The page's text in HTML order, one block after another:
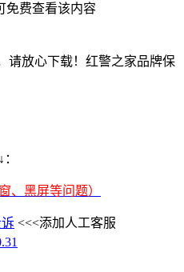
免费查看该内容
请放心下载！红警之家品牌保
、黑屏等问题）
<<<添加人工客服